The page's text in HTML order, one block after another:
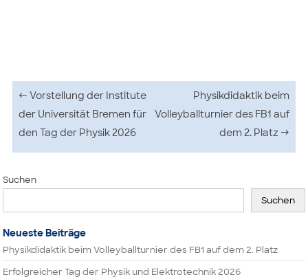
Beitragsnavigation
← Vorstellung der Institute
der Universität Bremen für
den Tag der Physik 2026
Physikdidaktik beim
Volleyballturnier des FB1 auf
dem 2. Platz →
Suchen
Suchen
Neueste Beiträge
Physikdidaktik beim Volleyballturnier des FB1 auf dem 2. Platz
Erfolgreicher Tag der Physik und Elektrotechnik 2026